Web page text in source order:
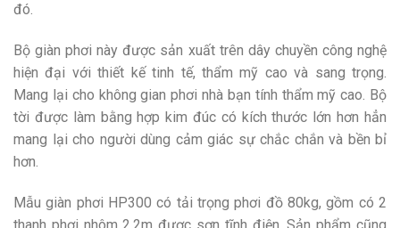
đó.
Bộ giàn phơi này được sản xuất trên dây chuyền công nghệ
hiện đại với thiết kế tinh tế, thẩm mỹ cao và sang trọng.
Mang lại cho không gian phơi nhà bạn tính thẩm mỹ cao. Bộ
tời được làm bằng hợp kim đúc có kích thước lớn hơn hẳn
mang lại cho người dùng cảm giác sự chắc chắn và bền bỉ
hơn.
Mẫu giàn phơi HP300 có tải trọng phơi đồ 80kg, gồm có 2